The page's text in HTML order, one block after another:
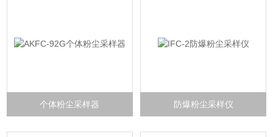
个体粉尘采样器 防爆粉尘采样仪